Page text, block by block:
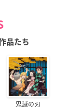
品たち
鬼滅の刃